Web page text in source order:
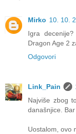
Mirko 10. 10.
Igra
Dragon Age 2
Odgovori
Link_Pain
Najviše zbog
današnjice. Bar
Uostalom, ovo